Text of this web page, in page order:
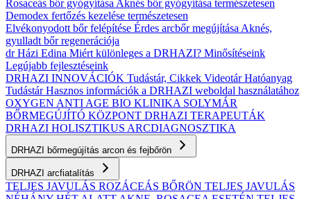
Rosaceás bőr gyógyítása Aknés bőr gyógyítása természetesen
Demodex fertőzés kezelése természetesen
Elvékonyodott bőr felépítése Érdes arcbőr megújítása Aknés,
gyulladt bőr regenerációja
dr Házi Edina Miért különleges a DRHAZI? Minősítéseink
Legújabb fejlesztéseink
DRHAZI INNOVÁCIÓK Tudástár, Cikkek VideotárHatóanyag
TudástárHasznos információk a DRHAZI weboldal használatához
OXYGEN ANTI AGE BIO KLINIKA SOLYMÁR
BŐRMEGÚJÍTÓ KÖZPONT DRHAZI TERAPEUTÁK
DRHAZI HOLISZTIKUS ARCDIAGNOSZTIKA
DRHAZI bőrmegújítás arcon és fejbőrön
DRHAZI arcfiatalítás
TELJES JAVULÁS ROZÁCEÁS BŐRÖN TELJES JAVULÁS